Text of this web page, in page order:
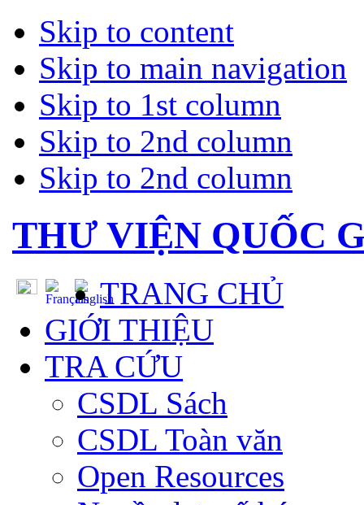
Skip to content
Skip to main navigation
Skip to 1st column
Skip to 2nd column
Skip to 2nd column
THƯ VIỆN QUỐC
TRANG CHỦ
GIỚI THIỆU
TRA CỨU
CSDL Sách
CSDL Toàn văn
Open Resources